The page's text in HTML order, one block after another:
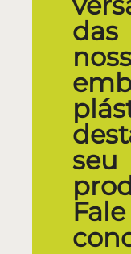
das
seu
Fale